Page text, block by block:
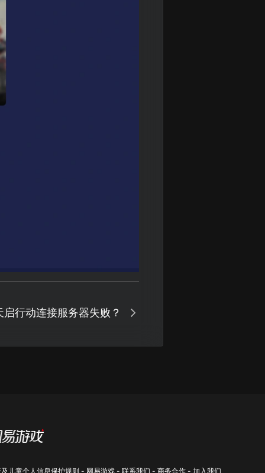
启行动连接服务器失败？
儿童个人信息保护规则 - 网易游戏 - 联系我们 - 商务合作 - 加入我们